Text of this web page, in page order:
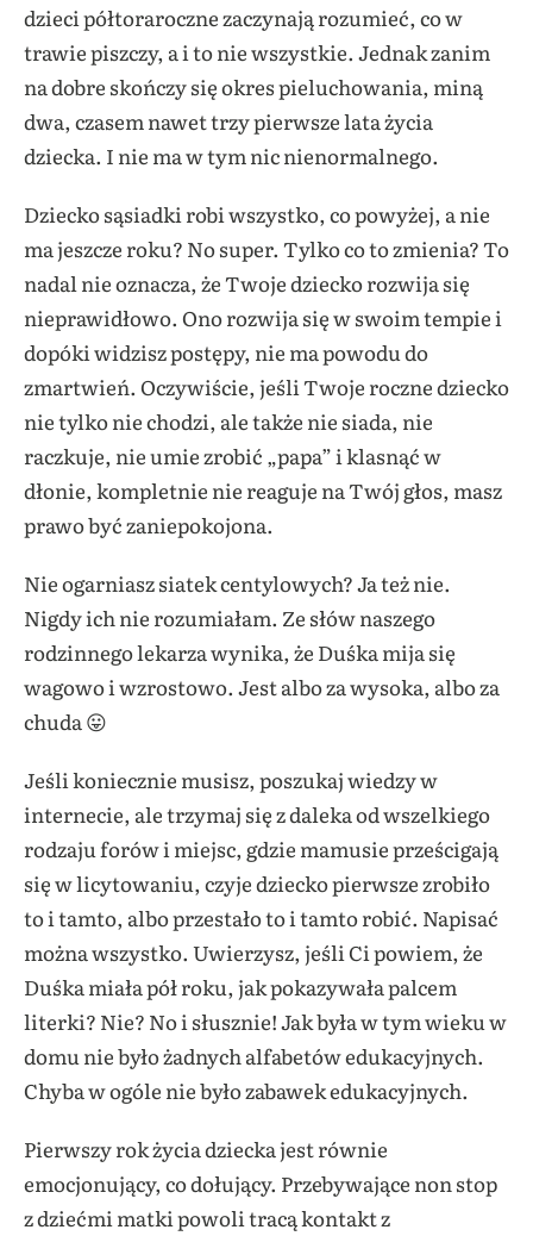
dzieci półtoraroczne zaczynają rozumieć, co w
trawie piszczy, a i to nie wszystkie. Jednak zanim
na dobre skończy się okres pieluchowania, miną
dwa, czasem nawet trzy pierwsze lata życia
dziecka. I nie ma w tym nic nienormalnego.
Dziecko sąsiadki robi wszystko, co powyżej, a nie
ma jeszcze roku? No super. Tylko co to zmienia? To
nadal nie oznacza, że Twoje dziecko rozwija się
nieprawidłowo. Ono rozwija się w swoim tempie i
dopóki widzisz postępy, nie ma powodu do
zmartwień. Oczywiście, jeśli Twoje roczne dziecko
nie tylko nie chodzi, ale także nie siada, nie
raczkuje, nie umie zrobić „papa” i klasnąć w
dłonie, kompletnie nie reaguje na Twój głos, masz
prawo być zaniepokojona.
​Nie ogarniasz siatek centylowych? Ja też nie.
Nigdy ich nie rozumiałam. Ze słów naszego
rodzinnego lekarza wynika, że Duśka mija się
wagowo i wzrostowo. Jest albo za wysoka, albo za
chuda 😛
Jeśli koniecznie musisz, poszukaj wiedzy w
internecie, ale trzymaj się z daleka od wszelkiego
rodzaju forów i miejsc, gdzie mamusie prześcigają
się w licytowaniu, czyje dziecko pierwsze zrobiło
to i tamto, albo przestało to i tamto robić. Napisać
można wszystko. Uwierzysz, jeśli Ci powiem, że
Duśka miała pół roku, jak pokazywała palcem
literki? Nie? No i słusznie! Jak była w tym wieku w
domu nie było żadnych alfabetów edukacyjnych.
Chyba w ogóle nie było zabawek edukacyjnych.
Pierwszy rok życia dziecka jest równie
emocjonujący, co dołujący. Przebywające non stop
z dziećmi matki powoli tracą kontakt z